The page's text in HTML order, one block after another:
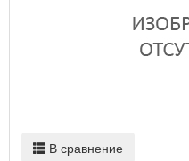
В сравнение